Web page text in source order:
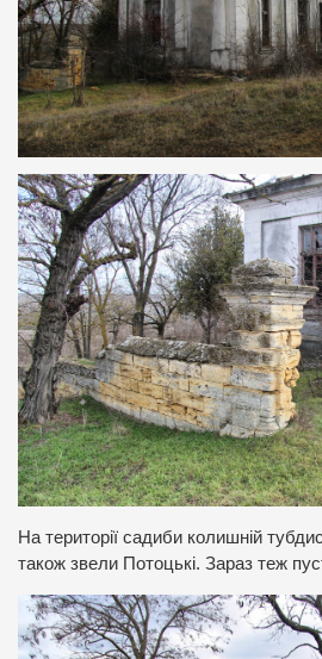
На території садиби колишній
також звели Потоцькі. Зараз теж